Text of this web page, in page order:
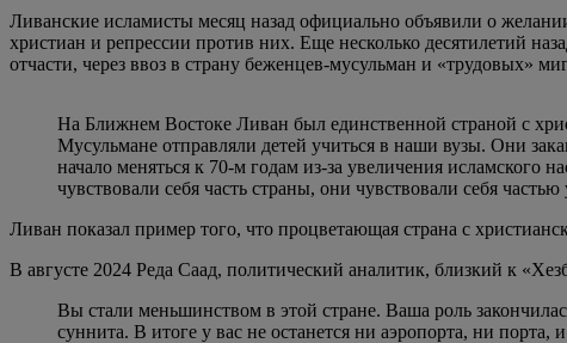
Ливанские исламисты месяц назад официально объявили о
христиан и репрессии против них. Еще несколько десятилетий
отчасти, через ввоз в страну беженцев-мусульман и «трудовых»
На Ближнем Востоке Ливан был единственной страной с
Мусульмане отправляли детей учиться в наши вузы. Они
начало меняться к 70-м годам из-за увеличения
чувствовали себя часть страны, они чувствовали себя
Ливан показал пример того, что процветающая страна с
В августе 2024 Реда Саад, политический аналитик, близкий к
Вы стали меньшинством в этой стране. Ваша роль
суннита. В итоге у вас не останется ни аэропорта, ни